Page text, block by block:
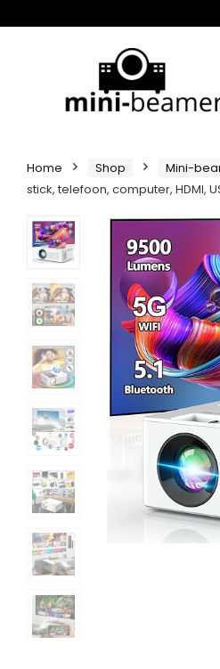
Home Shop Mini-
stick, telefoon, computer, HDMI,